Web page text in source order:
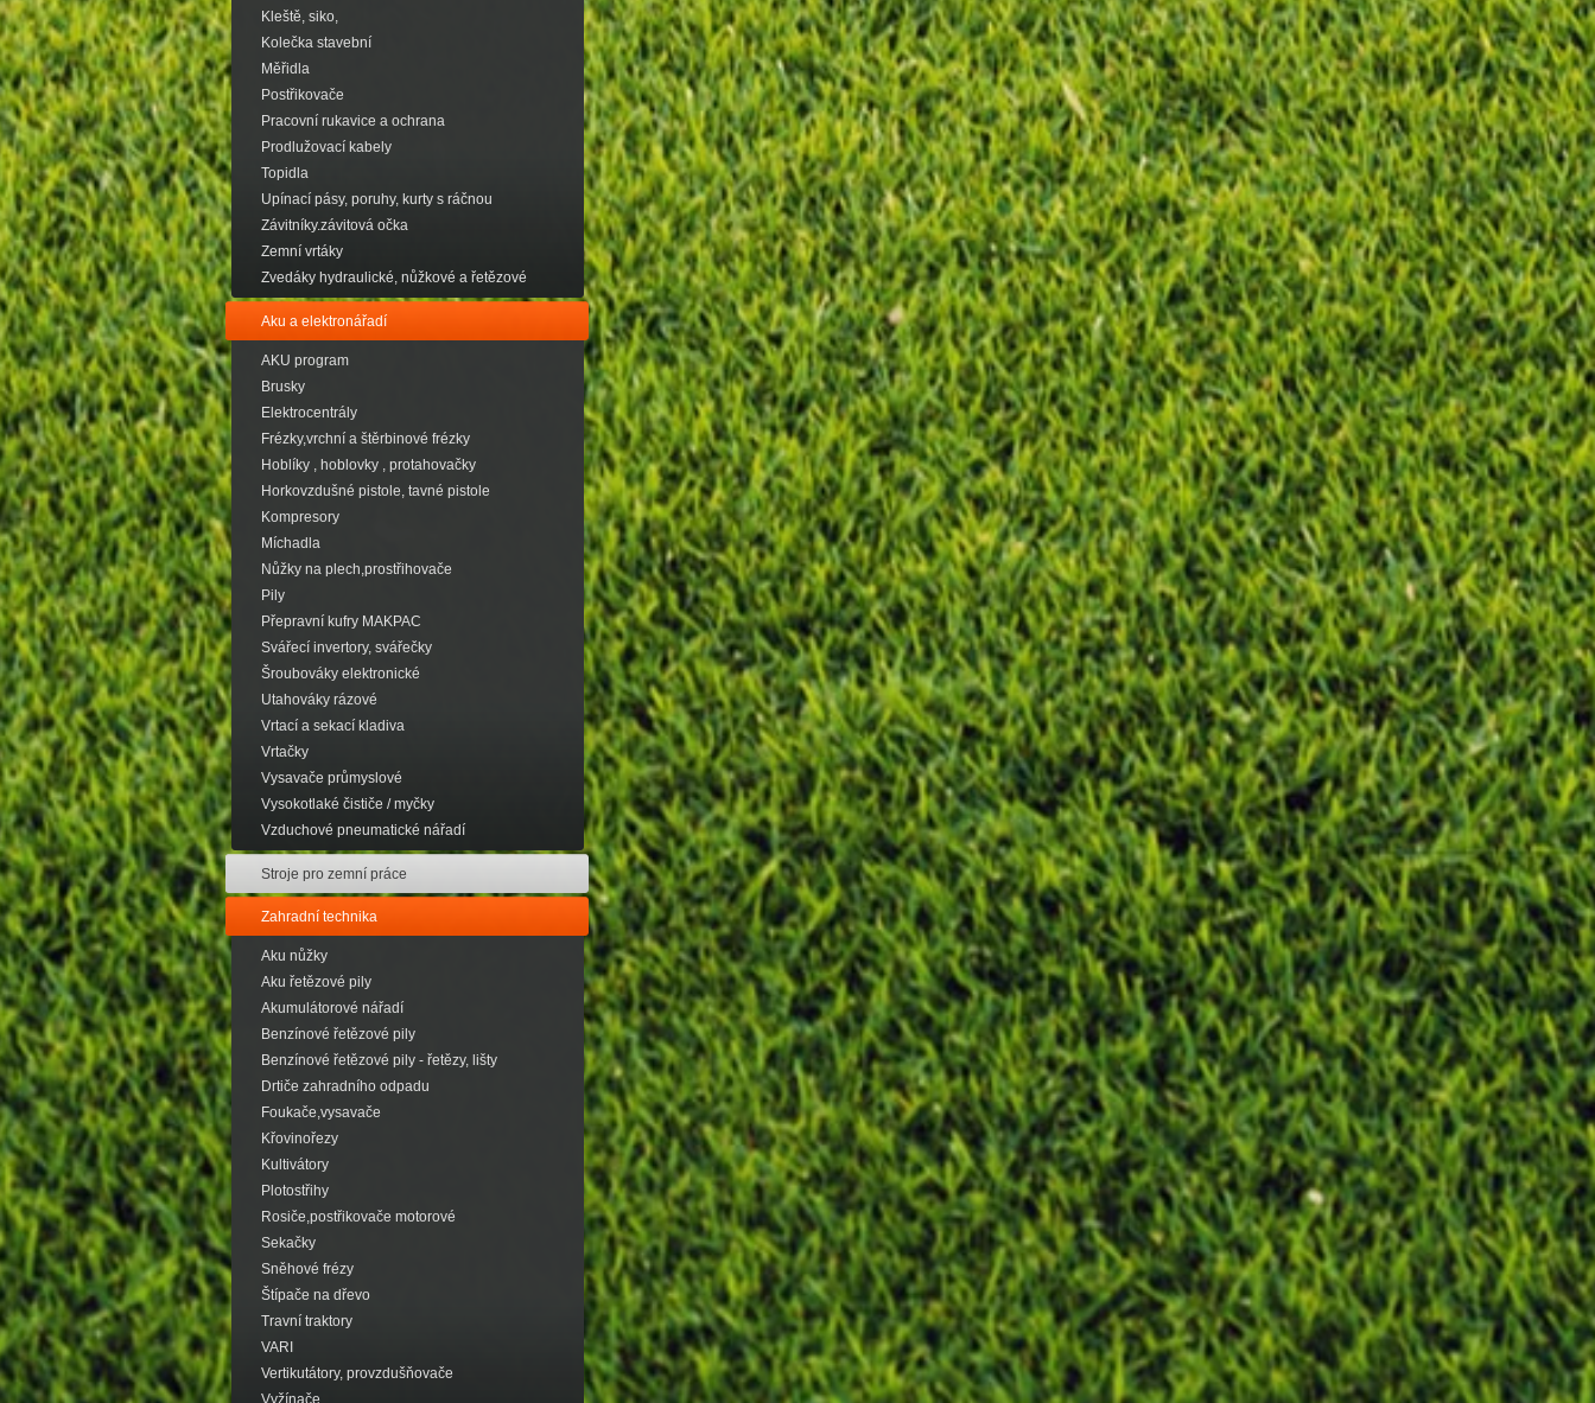
Kleště, siko,
Kolečka stavební
Měřidla
Postřikovače
Pracovní rukavice a ochrana
Prodlužovací kabely
Topidla
Upínací pásy, poruhy, kurty s ráčnou
Závitníky.závitová očka
Zemní vrtáky
Zvedáky hydraulické, nůžkové a řetězové
Aku a elektronářadí
AKU program
Brusky
Elektrocentrály
Frézky,vrchní a štěrbinové frézky
Hoblíky , hoblovky , protahovačky
Horkovzdušné pistole, tavné pistole
Kompresory
Míchadla
Nůžky na plech,prostřihovače
Pily
Přepravní kufry MAKPAC
Svářecí invertory, svářečky
Šroubováky elektronické
Utahováky rázové
Vrtací a sekací kladiva
Vrtačky
Vysavače průmyslové
Vysokotlaké čističe / myčky
Vzduchové pneumatické nářadí
Stroje pro zemní práce
Zahradní technika
Aku nůžky
Aku řetězové pily
Akumulátorové nářadí
Benzínové řetězové pily
Benzínové řetězové pily - řetězy, lišty
Drtiče zahradního odpadu
Foukače,vysavače
Křovinořezy
Kultivátory
Plotostřihy
Rosiče,postřikovače motorové
Sekačky
Sněhové frézy
Štípače na dřevo
Travní traktory
VARI
Vertikutátory, provzdušňovače
Vyžínače